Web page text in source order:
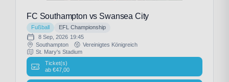
FC Southampton vs Swansea City
Fußball
EFL Championship
8 Sep, 2026 19:45
Southampton
Vereinigtes Königreich
St. Mary's Stadium
Ticket(s)
ab €47,00